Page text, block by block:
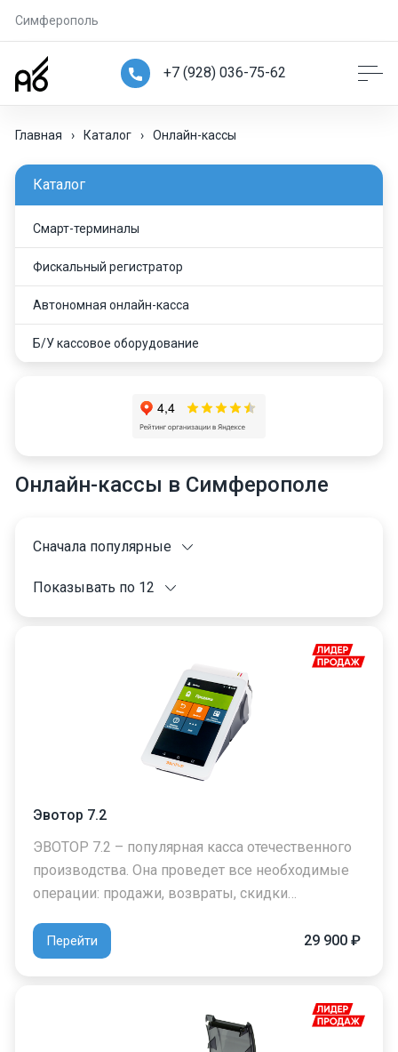
Симферополь
+7 (928) 036-75-62
Главная › Каталог › Онлайн-кассы
Каталог
Смарт-терминалы
Фискальный регистратор
Автономная онлайн-касса
Б/У кассовое оборудование
Онлайн-кассы в Симферополе
Сначала популярные
Показывать по 12
Эвотор 7.2
ЭВОТОР 7.2 – популярная касса отечественного
производства. Она проведет все необходимые
операции: продажи, возвраты, скидки…
Перейти 29 900 ₽